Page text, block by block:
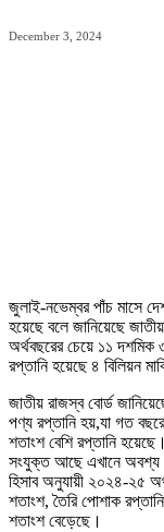
December 3, 2024
জুলাই-নভেম্বর পাঁচ মাসে
হয়েছে বলে জানিয়েছে
অর্থবছরের চেয়ে ১১
রপ্তানি হয়েছে ৪ বিলিয়ন
জাতীয় রাজস্ব বোর্ড
পণ্য রপ্তানি হয়,যা গত
শতাংশ বেশি রপ্তানি
সংযুক্ত আছে এখানে অবশ্য
হিসাব অনুযায়ী ২০২৪-২৫
শতাংশ, তৈরি পোশাক
শতাংশ বেড়েছে।